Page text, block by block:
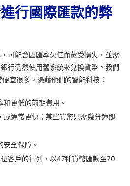
行國際匯款的弊
可能會因匯率欠佳而蒙受損失，並需
行仍然使用舊系統來兌換貨幣。我們
便宜很多。憑藉他們的智能科技：
更低的前期費用。
或通常更快；某些貨幣只需幾分鐘即
安全保障。
客戶的行列，以47種貨幣匯款至70